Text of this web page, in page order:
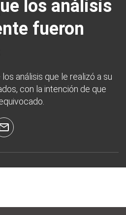
los análisis
fueron
análisis que le realizó a su
con la intención de que